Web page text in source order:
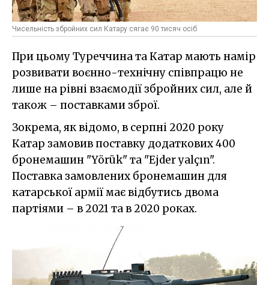
Чисельність збройних сил Катару сягає 90 тисяч осіб
При цьому Туреччина та Катар мають намір
розвивати воєнно-технічну співпрацю не
лише на рівні взаємодії збройних сил, але й
також – поставками зброї.
Зокрема, як відомо, в серпні 2020 року
Катар замовив поставку додаткових 400
бронемашин "Yörük" та "Ejder yalçın".
Поставка замовлених бронемашин для
катарської армії має відбутись двома
партіями – в 2021 та в 2020 роках.